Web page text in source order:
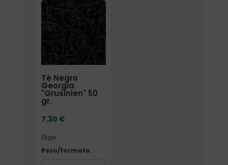
Té Negro
Georgia
"Grusinien" 50
gr.
7,30 €
Elige:
Peso/formato
Elige: Peso/formato